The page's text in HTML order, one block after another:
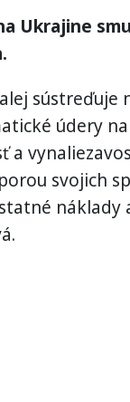
Ukrajine
sústreďuje
údery
a
svojich
náklady